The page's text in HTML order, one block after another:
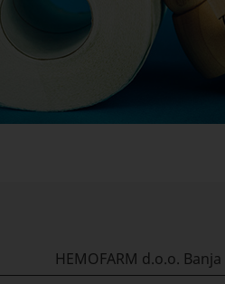
HEMOFARM d.o.o.